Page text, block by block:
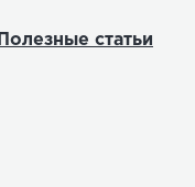
Полезные статьи